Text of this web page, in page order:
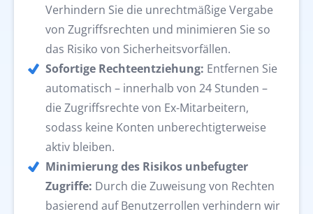
Verhindern Sie die unrechtmäßige Vergabe
von Zugriffsrechten und minimieren Sie so
das Risiko von Sicherheitsvorfällen.
Sofortige Rechteentziehung: Entfernen Sie
automatisch – innerhalb von 24 Stunden –
die Zugriffsrechte von Ex-Mitarbeitern,
sodass keine Konten unberechtigterweise
aktiv bleiben.
Minimierung des Risikos unbefugter
Zugriffe: Durch die Zuweisung von Rechten
basierend auf Benutzerrollen verhindern wir